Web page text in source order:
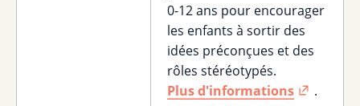
0-12 ans pour encourager
les enfants à sortir des
idées préconçues et des
rôles stéréotypés.
Plus d'informations
.